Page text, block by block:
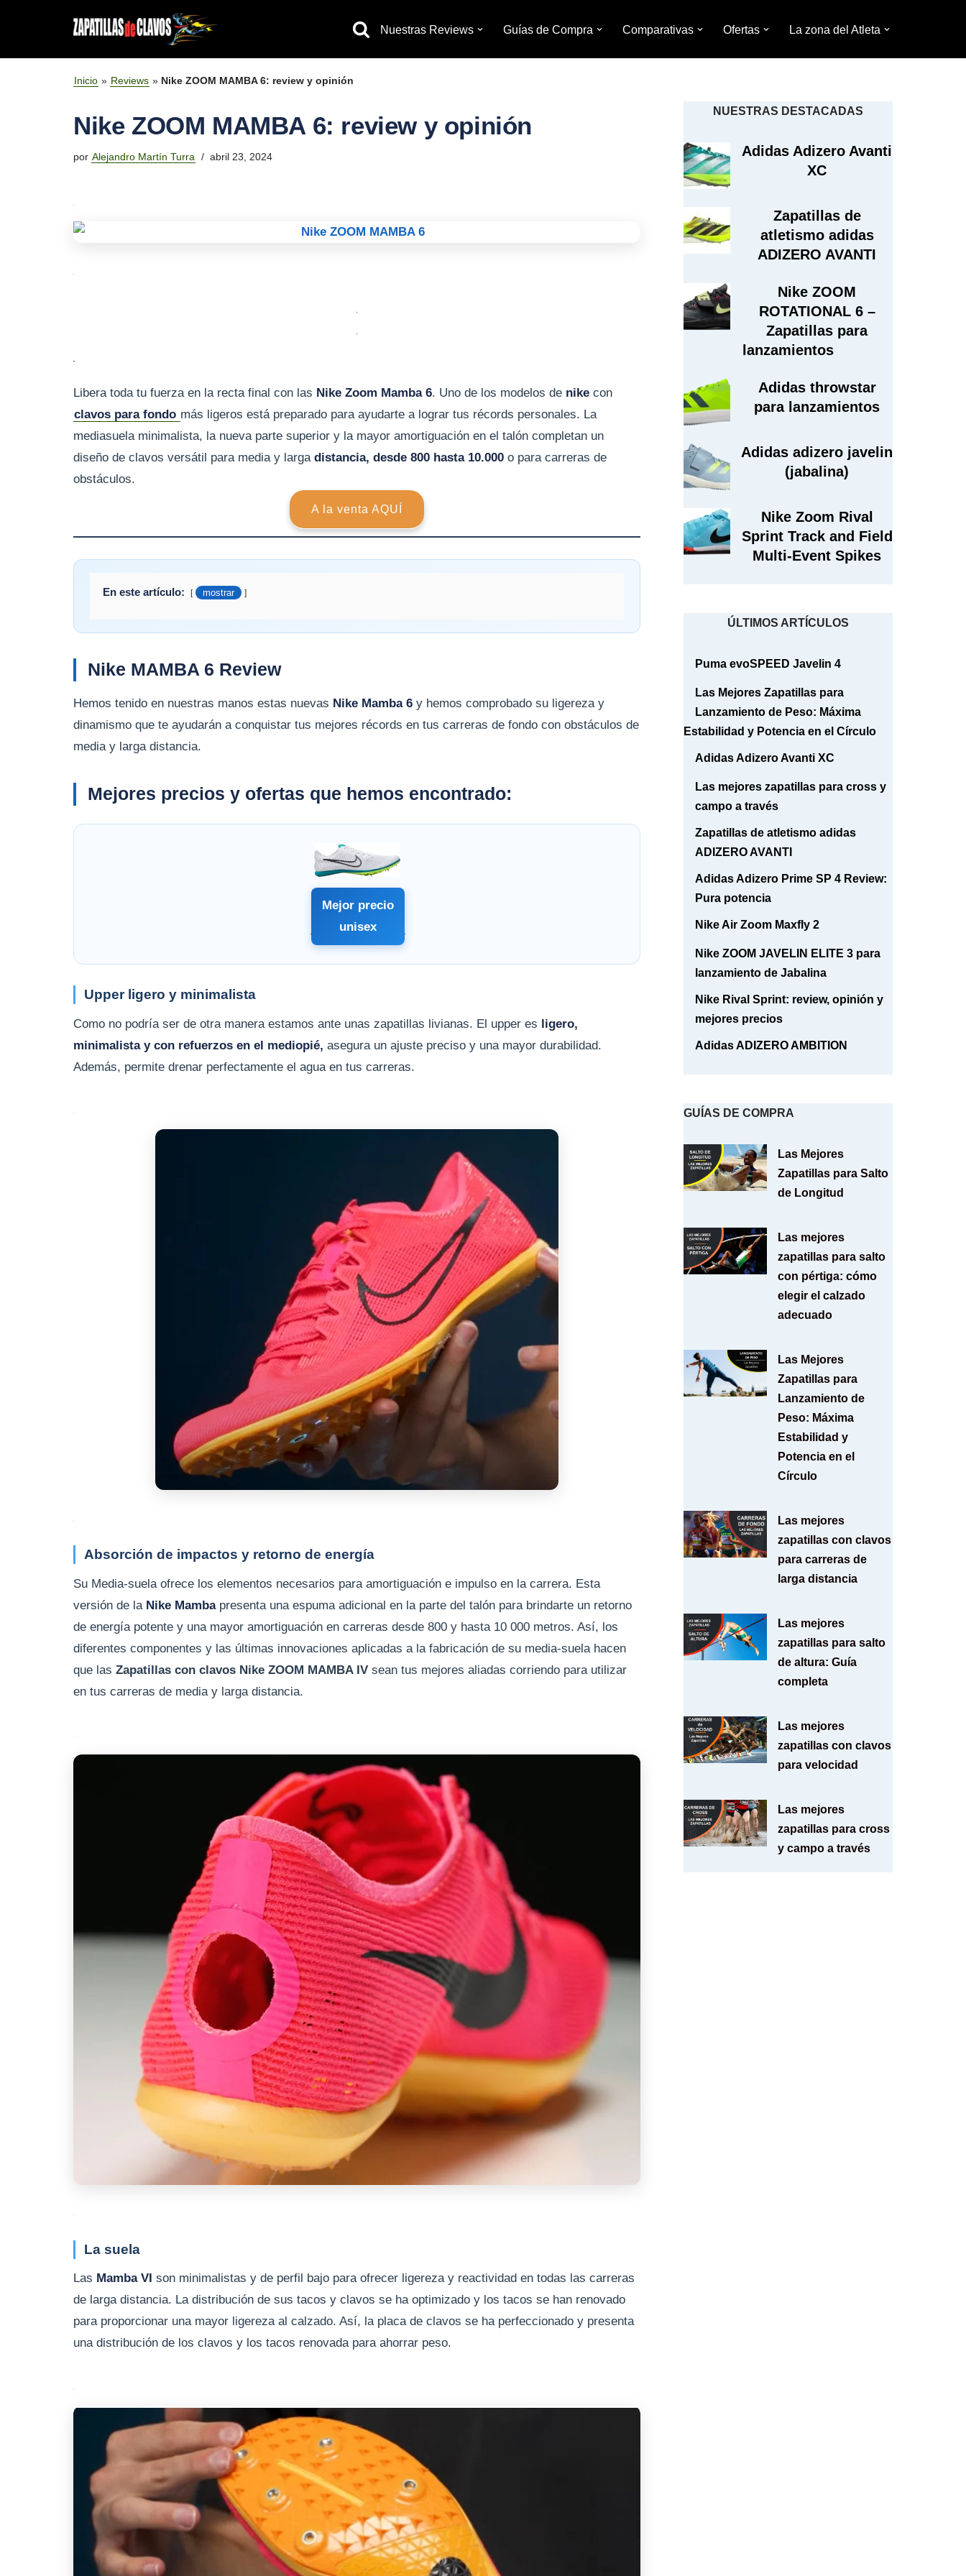
al
Nuestras Reviews Guías de Compra
Mejores clavos para carreras de fondo
Las mejores zapatillas para cross y campo a través
Comparativas Ofertas La zona del Atleta
Inicio » Reviews » Nike ZOOM MAMBA 6: review y opinión
Nike ZOOM MAMBA 6: review y opinión
por Alejandro Martín Turra abril 23, 2024
Libera toda tu fuerza en la recta final con las Nike Zoom Mamba 6. Uno de los modelos de nike con
clavos para fondo más ligeros está preparado para ayudarte a lograr tus récords personales. La
mediasuela minimalista, la nueva parte superior y la mayor amortiguación en el talón completan un
diseño de clavos versátil para media y larga distancia, desde 800 hasta 10.000 o para carreras de
obstáculos.
A la venta AQUÍ
En este artículo: mostrar
Nike MAMBA 6 Review
Hemos tenido en nuestras manos estas nuevas Nike Mamba 6 y hemos comprobado su ligereza y
dinamismo que te ayudarán a conquistar tus mejores récords en tus carreras de fondo con obstáculos de
media y larga distancia.
Mejores precios y ofertas que hemos encontrado:
Mejor precio
unisex
Upper ligero y minimalista
Como no podría ser de otra manera estamos ante unas zapatillas livianas. El upper es ligero,
minimalista y con refuerzos en el mediopié, asegura un ajuste preciso y una mayor durabilidad.
Además, permite drenar perfectamente el agua en tus carreras.
Absorción de impactos y retorno de energía
Su Media-suela ofrece los elementos necesarios para amortiguación e impulso en la carrera. Esta
versión de la Nike Mamba presenta una espuma adicional en la parte del talón para brindarte un retorno
de energía potente y una mayor amortiguación en carreras desde 800 y hasta 10 000 metros. Así, los
diferentes componentes y las últimas innovaciones aplicadas a la fabricación de su media-suela hacen
que las Zapatillas con clavos Nike ZOOM MAMBA IV sean tus mejores aliadas corriendo para utilizar
en tus carreras de media y larga distancia.
La suela
Las Mamba VI son minimalistas y de perfil bajo para ofrecer ligereza y reactividad en todas las carreras
de larga distancia. La distribución de sus tacos y clavos se ha optimizado y los tacos se han renovado
para proporcionar una mayor ligereza al calzado. Así, la placa de clavos se ha perfeccionado y presenta
una distribución de los clavos y los tacos renovada para ahorrar peso.
NUESTRAS DESTACADAS
Adidas Adizero Avanti
XC
Zapatillas de
atletismo adidas
ADIZERO AVANTI
Nike ZOOM
ROTATIONAL 6 –
Zapatillas para
lanzamientos
Adidas throwstar
para lanzamientos
Adidas adizero javelin
(jabalina)
Nike Zoom Rival
Sprint Track and Field
Multi-Event Spikes
ÚLTIMOS ARTÍCULOS
Puma evoSPEED Javelin 4
Las Mejores Zapatillas para
Lanzamiento de Peso: Máxima
Estabilidad y Potencia en el Círculo
Adidas Adizero Avanti XC
Las mejores zapatillas para cross y
campo a través
Zapatillas de atletismo adidas
ADIZERO AVANTI
Adidas Adizero Prime SP 4 Review:
Pura potencia
Nike Air Zoom Maxfly 2
Nike ZOOM JAVELIN ELITE 3 para
lanzamiento de Jabalina
Nike Rival Sprint: review, opinión y
mejores precios
Adidas ADIZERO AMBITION
GUÍAS DE COMPRA
Las Mejores
Zapatillas para Salto
de Longitud
Las mejores
zapatillas para salto
con pértiga: cómo
elegir el calzado
adecuado
Las Mejores
Zapatillas para
Lanzamiento de
Peso: Máxima
Estabilidad y
Potencia en el
Círculo
Las mejores
zapatillas con clavos
para carreras de
larga distancia
Las mejores
zapatillas para salto
de altura: Guía
completa
Las mejores
zapatillas con clavos
para velocidad
Las mejores
zapatillas para cross
y campo a través